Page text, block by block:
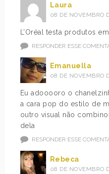
Laura
08 DE NOVEMBRO
L’Oréal testa produtos
RESPONDER ESSE
Emanuella
08 DE NOVEMBRO
Eu adooooro o
a cara pop do estilo de
outro visual não
dela
RESPONDER ESSE
Rebeca
08 DE NOVEMBRO